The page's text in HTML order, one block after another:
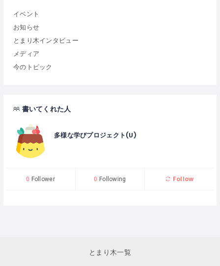
イベント
お知らせ
とまり木インタビュー
メディア
今のトピック
書いてくれた人
多様な学びプロジェクト(U)
0 Follower 0 Following Follow
とまり木一覧